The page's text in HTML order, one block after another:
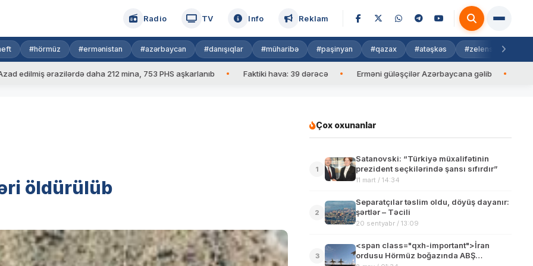
Radio TV Info Reklam
#hörmüz #ermənistan #azərbaycan #danışıqlar #müharibə #paşinyan #qazax #atəşkəs #zelenski
ərazilərdə daha 212 mina, 753 PHS aşkarlanıb Faktiki hava: 39 dərəcə Erməni güləşçilər Azərbaycana gəlib İlham
öldürülüb
Çox oxunanlar
1
Satanovski: “Türkiyə müxalifətinin
prezident seçkilərində şansı sıfırdır”
11 mart / 14:34
2
Separatçılar təslim oldu, döyüş dayanır:
şərtlər – Təcili
20 sentyabr / 13:09
3
<span class="qxh-important">İran
ordusu Hörmüz boğazında ABŞ